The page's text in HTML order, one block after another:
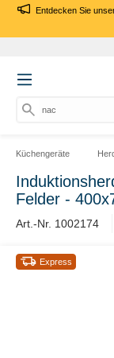
Entdecken Sie
nach
Küchengeräte
Felder -
Art.-Nr. 1002174
Express